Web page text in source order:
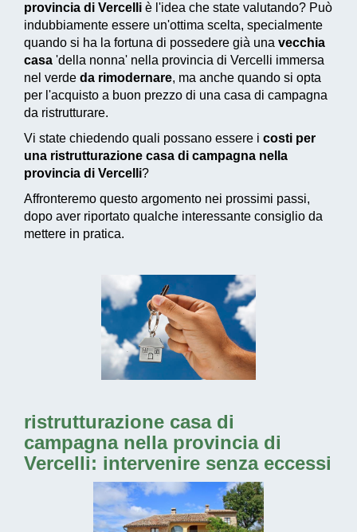
provincia di Vercelli è l'idea che state valutando? Può
indubbiamente essere un'ottima scelta, specialmente
quando si ha la fortuna di possedere già una vecchia
casa 'della nonna' nella provincia di Vercelli immersa
nel verde da rimodernare, ma anche quando si opta
per l'acquisto a buon prezzo di una casa di campagna
da ristrutturare.
Vi state chiedendo quali possano essere i costi per
una ristrutturazione casa di campagna nella
provincia di Vercelli?
Affronteremo questo argomento nei prossimi passi,
dopo aver riportato qualche interessante consiglio da
mettere in pratica.
ristrutturazione casa di
campagna nella provincia di
Vercelli: intervenire senza eccessi